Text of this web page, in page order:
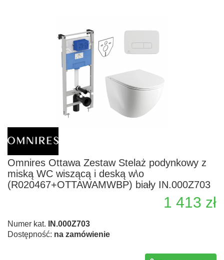
Omnires Ottawa Zestaw Stelaż podynkowy z
miską WC wiszącą i deską w\o
(R020467+OTTAWAMWBP) biały IN.000Z703
1 413 zł
Numer kat.
IN.000Z703
Dostępność: na zamówienie